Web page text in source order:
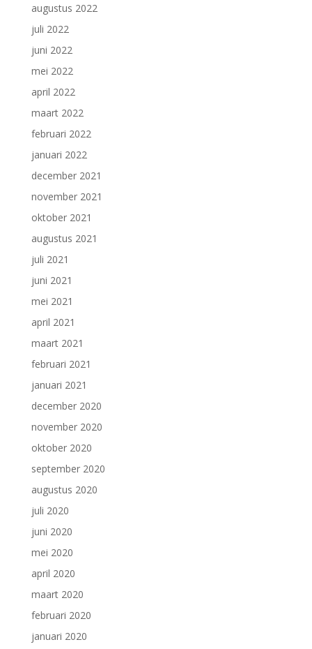
augustus 2022
juli 2022
juni 2022
mei 2022
april 2022
maart 2022
februari 2022
januari 2022
december 2021
november 2021
oktober 2021
augustus 2021
juli 2021
juni 2021
mei 2021
april 2021
maart 2021
februari 2021
januari 2021
december 2020
november 2020
oktober 2020
september 2020
augustus 2020
juli 2020
juni 2020
mei 2020
april 2020
maart 2020
februari 2020
januari 2020